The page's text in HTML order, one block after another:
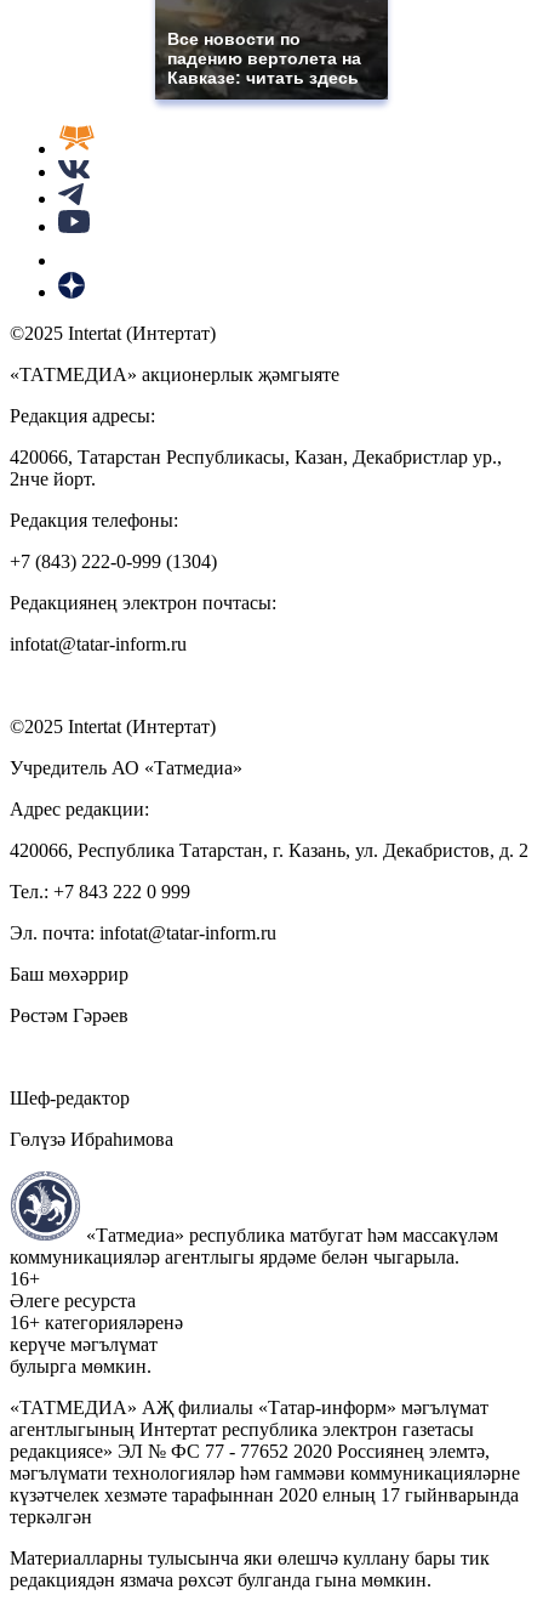
Все новости по
падению вертолета на
Кавказе: читать здесь
©2025 Intertat (Интертат)
«ТАТМЕДИА» акционерлык җәмгыяте
Редакция адресы:
420066, Татарстан Республикасы, Казан, Декабристлар ур.,
2нче йорт.
Редакция телефоны:
+7 (843) 222-0-999 (1304)
Редакциянең электрон почтасы:
infotat@tatar-inform.ru
©2025 Intertat (Интертат)
Учредитель АО «Татмедиа»
Адрес редакции:
420066, Республика Татарстан, г. Казань, ул. Декабристов, д. 2
Тел.: +7 843 222 0 999
Эл. почта: infotat@tatar-inform.ru
Баш мөхәррир
Рөстәм Гәрәев
Шеф-редактор
Гөлүзә Ибраһимова
«Татмедиа» республика матбугат һәм массакүләм
коммуникацияләр агентлыгы ярдәме белән чыгарыла.
16+
Әлеге ресурста
16+ категорияләренә
керүче мәгълүмат
булырга мөмкин.
«ТАТМЕДИА» АҖ филиалы «Татар-информ» мәгълүмат
агентлыгының Интертат республика электрон газетасы
редакциясе» ЭЛ № ФС 77 - 77652 2020 Россиянең элемтә,
мәгълүмати технологияләр һәм гаммәви коммуникацияләрне
күзәтчелек хезмәте тарафыннан 2020 елның 17 гыйнварында
теркәлгән
Материалларны тулысынча яки өлешчә куллану бары тик
редакциядән язмача рөхсәт булганда гына мөмкин.